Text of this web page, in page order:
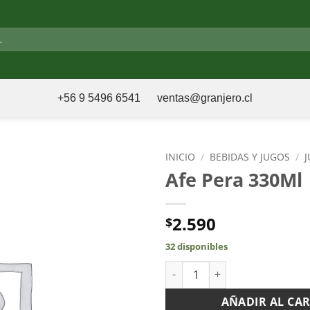
+56 9 5496 6541 ventas@granjero.cl
INICIO / BEBIDAS Y JUGOS /
Afe Pera 330Ml
$2.590
32 disponibles
Afe Pera 330Ml cantidad
AÑADIR AL